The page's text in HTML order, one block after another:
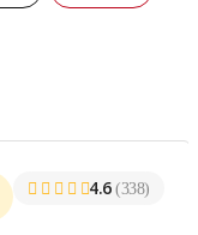
4.6(338)